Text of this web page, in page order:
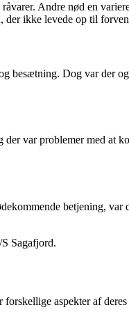
Andre nød en
der ikke levede op til
besætning. Dog var der
var problemer med at
betjening, var
Sagafjord.
aspekter af